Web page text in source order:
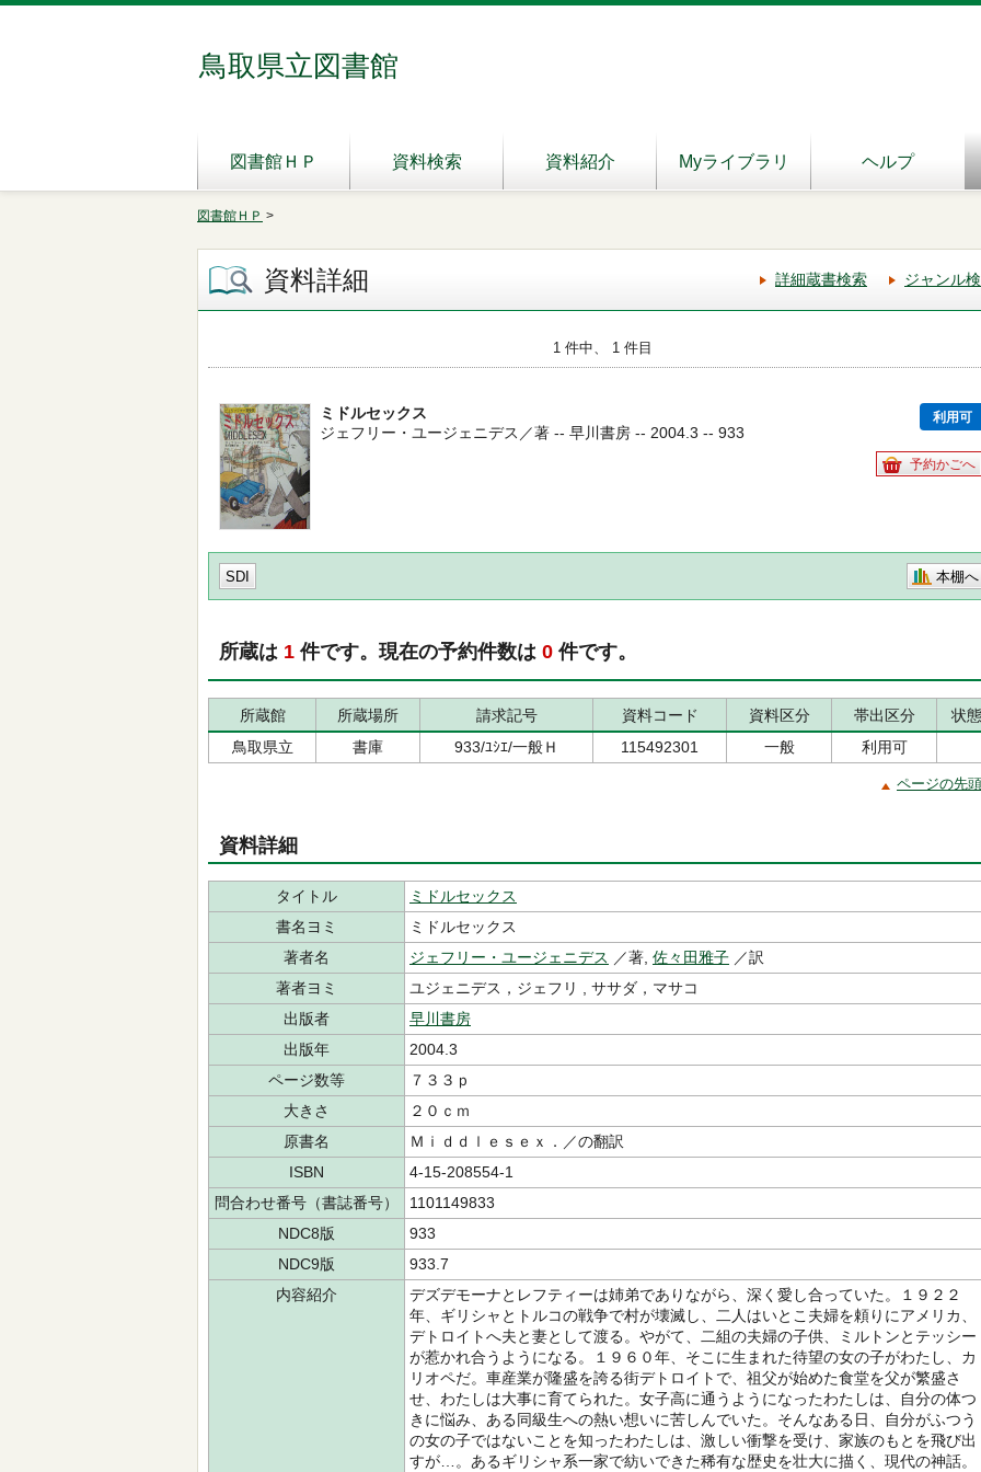
鳥取県立図書館
図書館ＨＰ 資料検索 資料紹介 Myライブラリ ヘルプ
図書館ＨＰ >
資料詳細 詳細蔵書検索 ジャンル
1 件中、 1 件目
ミドルセックス 利用可
予約かごへ
ジェフリー・ユージェニデス／著 -- 早川書房 -- 2004.3 -- 933
SDI 本棚へ
所蔵は 1 件です。現在の予約件数は 0 件です。
所蔵館 所蔵場所 請求記号 資料コード 資料区分 帯出区分
状態
鳥取県立
書庫 933/ﾕｼｴ/一般Ｈ 115492301 一般 利用可
ページの先
資料詳細
タイトル
ミドルセックス
書名ヨミ
ミドルセックス
著者名
ジェフリー・ユージェニデス ／著, 佐々田雅子 ／訳
著者ヨミ
ユジェニデス，ジェフリ , ササダ，マサコ
出版者
早川書房
出版年
2004.3
ページ数等
７３３ｐ
大きさ
２０ｃｍ
原書名
Ｍｉｄｄｌｅｓｅｘ．／の翻訳
ISBN
4-15-208554-1
問合わせ番号（書誌番号）
1101149833
NDC8版
933
NDC9版
933.7
内容紹介
デズデモーナとレフティーは姉弟でありながら、深く愛し合っていた。１９２２
年、ギリシャとトルコの戦争で村が壊滅し、二人はいとこ夫婦を頼りにアメリカ、
デトロイトへ夫と妻として渡る。やがて、二組の夫婦の子供、ミルトンとテッシー
が惹かれ合うようになる。１９６０年、そこに生まれた待望の女の子がわたし、カ
リオペだ。車産業が隆盛を誇る街デトロイトで、祖父が始めた食堂を父が繁盛さ
せ、わたしは大事に育てられた。女子高に通うようになったわたしは、自分の体つ
きに悩み、ある同級生への熱い想いに苦しんでいた。そんなある日、自分がふつう
の女の子ではないことを知ったわたしは、激しい衝撃を受け、家族のもとを飛び出
すが…。あるギリシャ系一家で紡いできた稀有な歴史を壮大に描く、現代の神話。